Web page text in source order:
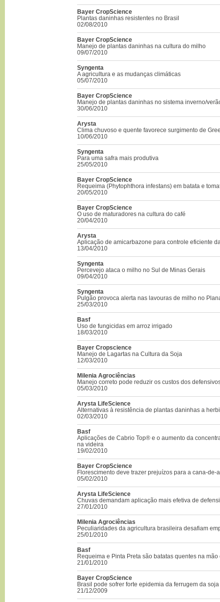
Bayer CropScience
Plantas daninhas resistentes no Brasil
02/08/2010
Bayer CropScience
Manejo de plantas daninhas na cultura do milho
09/07/2010
Syngenta
A agricultura e as mudanças climáticas
05/07/2010
Bayer CropScience
Manejo de plantas daninhas no sistema inverno/
30/06/2010
Arysta
Clima chuvoso e quente favorece surgimento de
10/06/2010
Syngenta
Para uma safra mais produtiva
25/05/2010
Bayer CropScience
Requeima (Phytophthora infestans) em batata e
20/05/2010
Bayer CropScience
O uso de maturadores na cultura do café
20/04/2010
Arysta
Aplicação de amicarbazone para controle eficiente
13/04/2010
Syngenta
Percevejo ataca o milho no Sul de Minas Gerais
09/04/2010
Syngenta
Pulgão provoca alerta nas lavouras de milho no
25/03/2010
Basf
Uso de fungicidas em arroz irrigado
18/03/2010
Bayer Cropscience
Manejo de Lagartas na Cultura da Soja
12/03/2010
Milenia Agrociências
Manejo correto pode reduzir os custos dos
05/03/2010
Arysta LifeScience
Alternativas à resistência de plantas daninhas a
02/03/2010
Basf
Aplicações de Cabrio Top® e o aumento da
na videira
19/02/2010
Bayer CropScience
Florescimento deve trazer prejuízos para a cana-de-
05/02/2010
Arysta LifeScience
Chuvas demandam aplicação mais efetiva de
27/01/2010
Milenia Agrociências
Peculiaridades da agricultura brasileira desafiam
25/01/2010
Basf
Requeima e Pinta Preta são batatas quentes na mão
21/01/2010
Bayer CropScience
Brasil pode sofrer forte epidemia da ferrugem da soja
21/12/2009